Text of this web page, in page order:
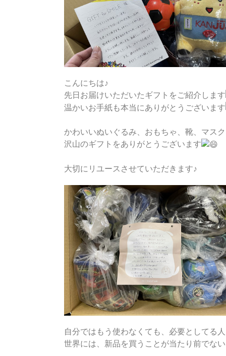
こんにちは♪
先日お届けいただいたギフトをご紹介します
温かいお手紙も本当にありがとうございます
かわいいぬいぐるみ、おもちゃ、靴、マス
沢山のギフトをありがとうございます
大切にリユースさせていただきます♪
自分ではもう使わなくても、必要としてる
世界には、新品を買うことが当たり前でな